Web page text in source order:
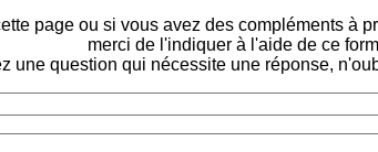
page ou si vous avez des compléments à
merci de l'indiquer à l'aide de ce
une question qui nécessite une réponse,